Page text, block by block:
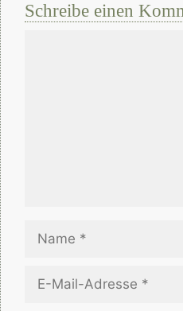
Schreibe einen
Name